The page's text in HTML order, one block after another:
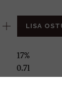
LISA
17%
0.7l